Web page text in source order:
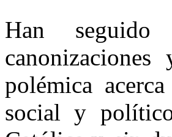
Han
polémica
social y